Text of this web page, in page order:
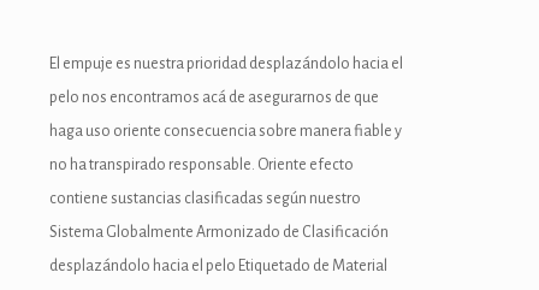
al
El empuje es nuestra prioridad desplazándolo hacia el
pelo nos encontramos acá de asegurarnos de que
haga uso oriente consecuencia sobre manera fiable y
no ha transpirado responsable. Oriente efecto
contiene sustancias clasificadas según nuestro
Sistema Globalmente Armonizado de Clasificación
desplazándolo hacia el pelo Etiquetado de Material